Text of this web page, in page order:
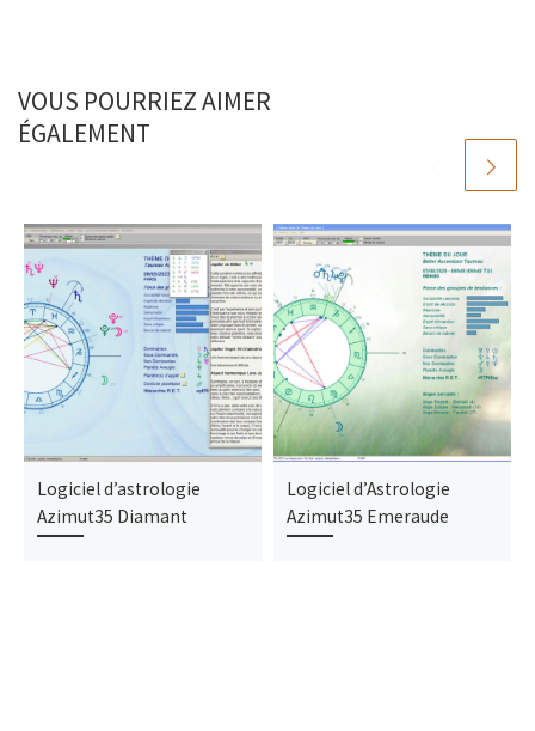
VOUS POURRIEZ AIMER
ÉGALEMENT
Logiciel d’astrologie
Azimut35 Diamant
Logiciel d’Astrologie
Azimut35 Emeraude